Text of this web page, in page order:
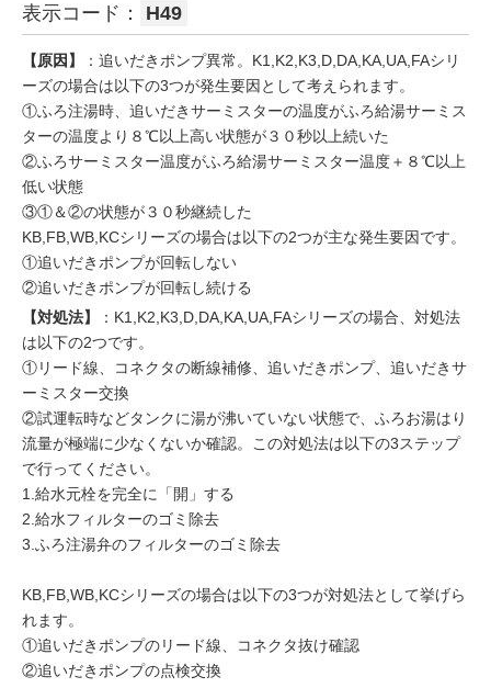
表示コード： H49
【原因】
：追いだきポンプ異常。K1,K2,K3,D,DA,KA,UA,FAシリ
ーズの場合は以下の3つが発生要因として考えられます。
①ふろ注湯時、追いだきサーミスターの温度がふろ給湯サーミス
ターの温度より８℃以上高い状態が３０秒以上続いた
②ふろサーミスター温度がふろ給湯サーミスター温度＋８℃以上
低い状態
③①＆②の状態が３０秒継続した
KB,FB,WB,KCシリーズの場合は以下の2つが主な発生要因です。
①追いだきポンプが回転しない
②追いだきポンプが回転し続ける
【対処法】
：K1,K2,K3,D,DA,KA,UA,FAシリーズの場合、対処法
は以下の2つです。
①リード線、コネクタの断線補修、追いだきポンプ、追いだきサ
ーミスター交換
②試運転時などタンクに湯が沸いていない状態で、ふろお湯はり
流量が極端に少なくないか確認。この対処法は以下の3ステップ
で行ってください。
1.給水元栓を完全に「開」する
2.給水フィルターのゴミ除去
3.ふろ注湯弁のフィルターのゴミ除去
KB,FB,WB,KCシリーズの場合は以下の3つが対処法として挙げら
れます。
①追いだきポンプのリード線、コネクタ抜け確認
②追いだきポンプの点検交換